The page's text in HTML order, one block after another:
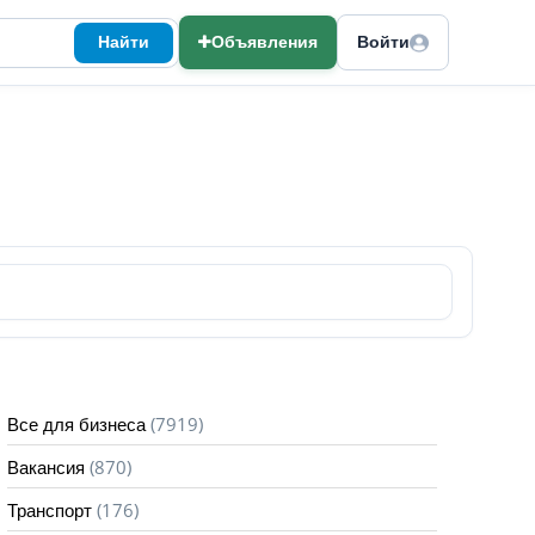
Найти Объявления Войти
Все для бизнеса (7919)
Вакансия (870)
Транспорт (176)